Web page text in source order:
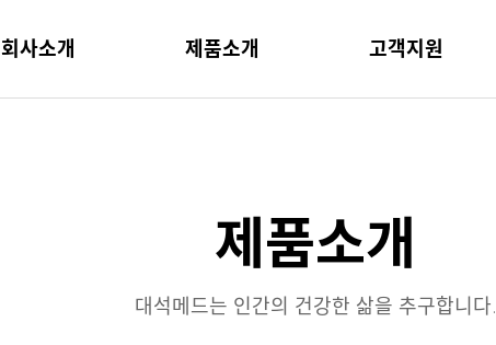
회사소개 제품소개 고객지원
제품소개
대석메드는 인간의 건강한 삶을 추구합니다.